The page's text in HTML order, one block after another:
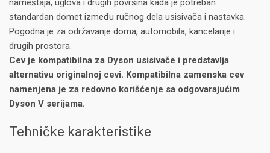
nameštaja, uglova i drugih površina kada je potreban
standardan domet između ručnog dela usisivača i nastavka.
Pogodna je za održavanje doma, automobila, kancelarije i
drugih prostora.
Cev je kompatibilna za Dyson usisivače i predstavlja
alternativu originalnoj cevi. Kompatibilna zamenska cev
namenjena je za redovno korišćenje sa odgovarajućim
Dyson V serijama.
Tehničke karakteristike